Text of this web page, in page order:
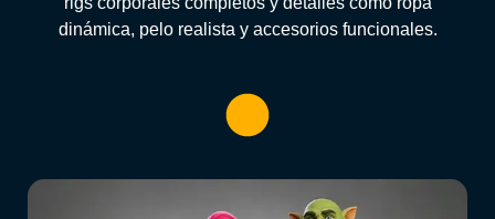
dinámica, pelo realista y accesorios funcionales.